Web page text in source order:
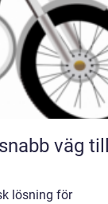
lösning för